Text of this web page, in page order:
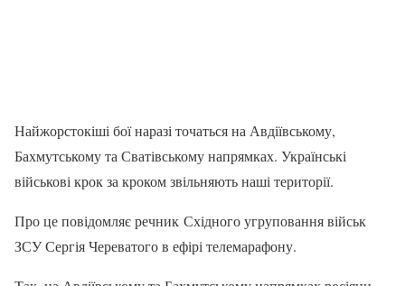
Найжорстокіші бої наразі точаться на Авдіївському,
Бахмутському та Сватівському напрямках. Українські
військові крок за кроком звільняють наші території.
Про це повідомляє речник Східного угруповання військ
ЗСУ Сергія Череватого в ефірі телемарафону.